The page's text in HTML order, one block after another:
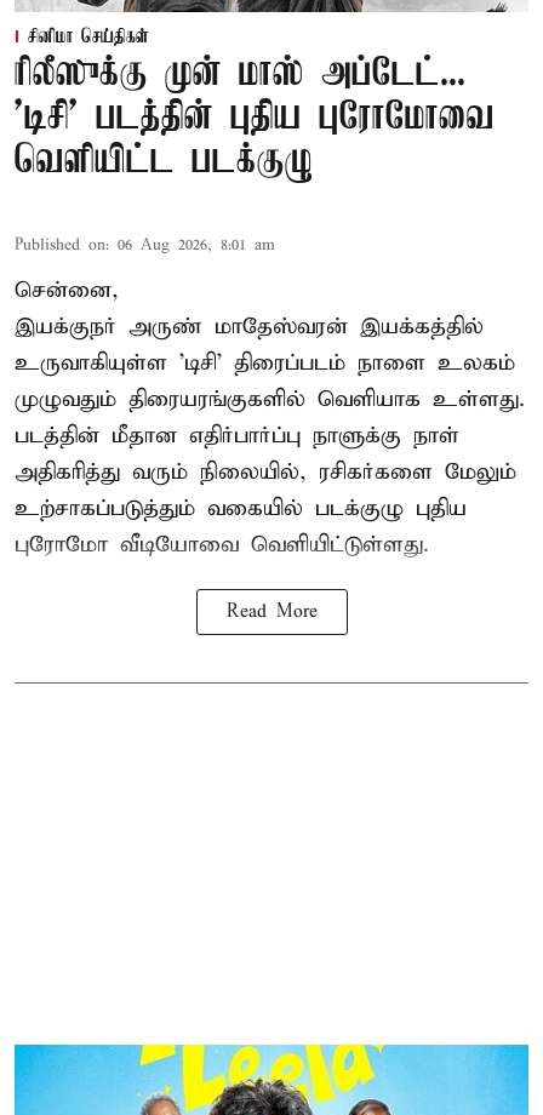
சினிமா செய்திகள்
ரிலீஸுக்கு முன் மாஸ் அப்டேட்...
'டிசி' படத்தின் புதிய புரோமோவை
வெளியிட்ட படக்குழு
Published on: 06 Aug 2026, 8:01 am
சென்னை,
இயக்குநர் அருண் மாதேஸ்வரன் இயக்கத்தில்
உருவாகியுள்ள 'டிசி' திரைப்படம் நாளை உலகம்
முழுவதும் திரையரங்குகளில் வெளியாக உள்ளது.
படத்தின் மீதான எதிர்பார்ப்பு நாளுக்கு நாள்
அதிகரித்து வரும் நிலையில், ரசிகர்களை மேலும்
உற்சாகப்படுத்தும் வகையில் படக்குழு புதிய
புரோமோ வீடியோவை வெளியிட்டுள்ளது.
Read More